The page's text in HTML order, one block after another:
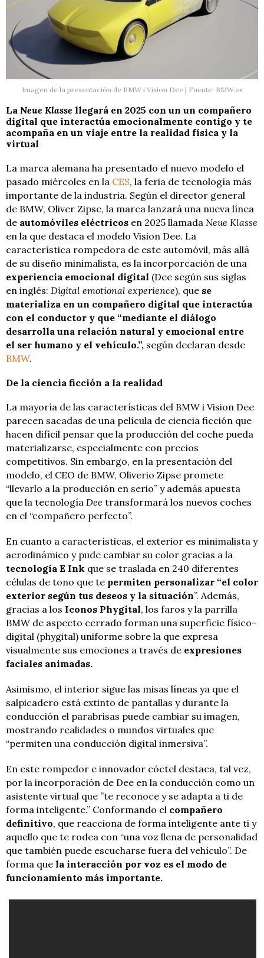
Imagen de la presentación de BMW i Vision Dee | Fuente: BMW.es
La Neue Klasse llegará en 2025 con un un compañero
digital que interactúa emocionalmente contigo y te
acompaña en un viaje entre la realidad física y la
virtual
La marca alemana ha presentado el nuevo modelo el
pasado miércoles en la CES, la feria de tecnología más
importante de la industria. Según el director general
de BMW, Oliver Zipse, la marca lanzará una nueva línea
de automóviles eléctricos en 2025 llamada Neue Klasse
en la que destaca el modelo Vision Dee. La
característica rompedora de este automóvil, más allá
de su diseño minimalista, es la incorporcación de una
experiencia emocional digital (Dee según sus siglas
en inglés: Digital emotional experience), que se
materializa en un compañero digital que interactúa
con el conductor y que “mediante el diálogo
desarrolla una relación natural y emocional entre
el ser humano y el vehículo.”, según declaran desde
BMW.
De la ciencia ficción a la realidad
La mayoría de las características del BMW i Vision Dee
parecen sacadas de una película de ciencia ficción que
hacen difícil pensar que la producción del coche pueda
materializarse, especialmente con precios
competitivos. Sin embargo, en la presentación del
modelo, el CEO de BMW, Oliverio Zipse promete
“llevarlo a la producción en serio” y además apuesta
que la tecnología Dee transformará los nuevos coches
en el “compañero perfecto”.
En cuanto a características, el exterior es minimalista y
aerodinámico y pude cambiar su color gracias a la
tecnología E Ink que se traslada en 240 diferentes
células de tono que te permiten personalizar “el color
exterior según tus deseos y la situación”. Además,
gracias a los Iconos Phygital, los faros y la parrilla
BMW de aspecto cerrado forman una superficie físico-
digital (phygital) uniforme sobre la que expresa
visualmente sus emociones a través de expresiones
faciales animadas.
Asimismo, el interior sigue las misas líneas ya que el
salpicadero está extinto de pantallas y durante la
conducción el parabrisas puede cambiar su imagen,
mostrando realidades o mundos virtuales que
“permiten una conducción digital inmersiva”.
En este rompedor e innovador cóctel destaca, tal vez,
por la incorporación de Dee en la conducción como un
asistente virtual que ”te reconoce y se adapta a ti de
forma inteligente.” Conformando el compañero
definitivo, que reacciona de forma inteligente ante ti y
aquello que te rodea con “una voz llena de personalidad
que también puede escucharse fuera del vehículo”. De
forma que la interacción por voz es el modo de
funcionamiento más importante.